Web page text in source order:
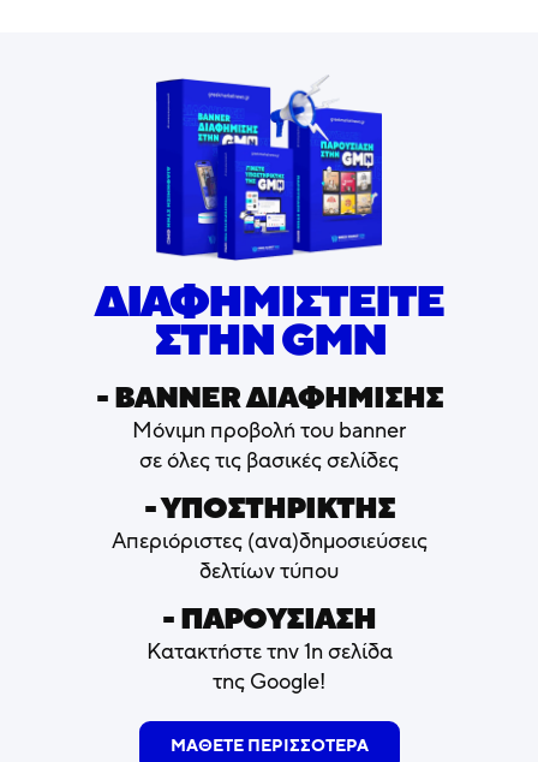
ΔΙΑΦΗΜΙΣΤΕΙΤΕ
ΣΤΗΝ GMN
- ΒΑNNER ΔΙΑΦΗΜΙΣΗΣ
Μόνιμη προβολή του banner
σε όλες τις βασικές σελίδες
- ΥΠΟΣΤΗΡΙΚΤΗΣ
Απεριόριστες (ανα)δημοσιεύσεις
δελτίων τύπου
- ΠΑΡΟΥΣΙΑΣΗ
Κατακτήστε την 1η σελίδα
της Google!
ΜΑΘΕΤΕ ΠΕΡΙΣΣΟΤΕΡΑ